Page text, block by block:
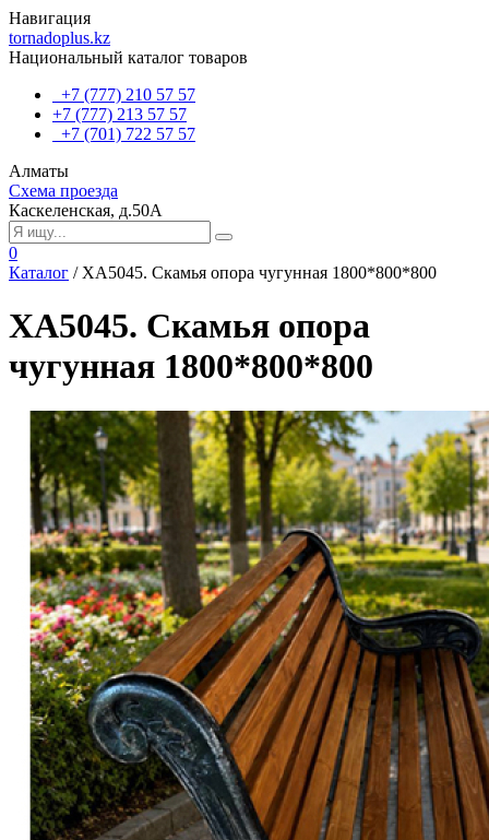
Навигация
tornadoplus.kz
Национальный каталог товаров
+7 (777) 210 57 57
+7 (777) 213 57 57
+7 (701) 722 57 57
Алматы
Схема проезда
Каскеленская, д.50А
0
Каталог / ХА5045. Скамья опора чугунная 1800*800*800
ХА5045. Скамья опора
чугунная 1800*800*800